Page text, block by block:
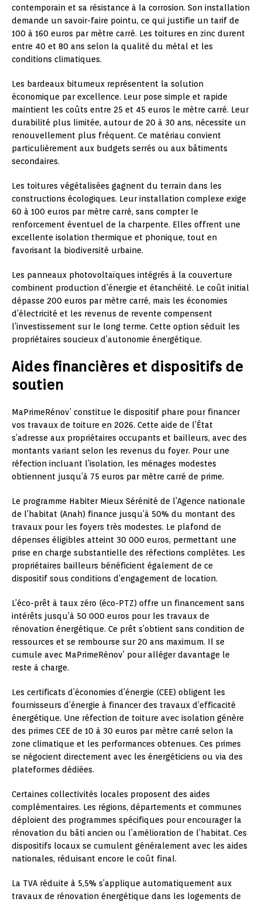
contemporain et sa résistance à la corrosion. Son installation
demande un savoir-faire pointu, ce qui justifie un tarif de
100 à 160 euros par mètre carré. Les toitures en zinc durent
entre 40 et 80 ans selon la qualité du métal et les
conditions climatiques.
Les bardeaux bitumeux représentent la solution
économique par excellence. Leur pose simple et rapide
maintient les coûts entre 25 et 45 euros le mètre carré. Leur
durabilité plus limitée, autour de 20 à 30 ans, nécessite un
renouvellement plus fréquent. Ce matériau convient
particulièrement aux budgets serrés ou aux bâtiments
secondaires.
Les toitures végétalisées gagnent du terrain dans les
constructions écologiques. Leur installation complexe exige
60 à 100 euros par mètre carré, sans compter le
renforcement éventuel de la charpente. Elles offrent une
excellente isolation thermique et phonique, tout en
favorisant la biodiversité urbaine.
Les panneaux photovoltaïques intégrés à la couverture
combinent production d’énergie et étanchéité. Le coût initial
dépasse 200 euros par mètre carré, mais les économies
d’électricité et les revenus de revente compensent
l’investissement sur le long terme. Cette option séduit les
propriétaires soucieux d’autonomie énergétique.
Aides financières et dispositifs de
soutien
MaPrimeRénov’ constitue le dispositif phare pour financer
vos travaux de toiture en 2026. Cette aide de l’État
s’adresse aux propriétaires occupants et bailleurs, avec des
montants variant selon les revenus du foyer. Pour une
réfection incluant l’isolation, les ménages modestes
obtiennent jusqu’à 75 euros par mètre carré de prime.
Le programme Habiter Mieux Sérénité de l’Agence nationale
de l’habitat (Anah) finance jusqu’à 50% du montant des
travaux pour les foyers très modestes. Le plafond de
dépenses éligibles atteint 30 000 euros, permettant une
prise en charge substantielle des réfections complètes. Les
propriétaires bailleurs bénéficient également de ce
dispositif sous conditions d’engagement de location.
L’éco-prêt à taux zéro (éco-PTZ) offre un financement sans
intérêts jusqu’à 50 000 euros pour les travaux de
rénovation énergétique. Ce prêt s’obtient sans condition de
ressources et se rembourse sur 20 ans maximum. Il se
cumule avec MaPrimeRénov’ pour alléger davantage le
reste à charge.
Les certificats d’économies d’énergie (CEE) obligent les
fournisseurs d’énergie à financer des travaux d’efficacité
énergétique. Une réfection de toiture avec isolation génère
des primes CEE de 10 à 30 euros par mètre carré selon la
zone climatique et les performances obtenues. Ces primes
se négocient directement avec les énergéticiens ou via des
plateformes dédiées.
Certaines collectivités locales proposent des aides
complémentaires. Les régions, départements et communes
déploient des programmes spécifiques pour encourager la
rénovation du bâti ancien ou l’amélioration de l’habitat. Ces
dispositifs locaux se cumulent généralement avec les aides
nationales, réduisant encore le coût final.
La TVA réduite à 5,5% s’applique automatiquement aux
travaux de rénovation énergétique dans les logements de